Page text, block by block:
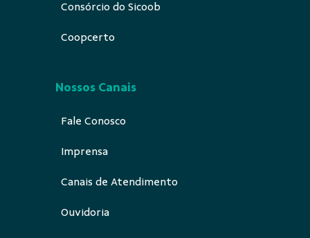
Consórcio do Sicoob
Coopcerto
Nossos Canais
Fale Conosco
Imprensa
Canais de Atendimento
Ouvidoria